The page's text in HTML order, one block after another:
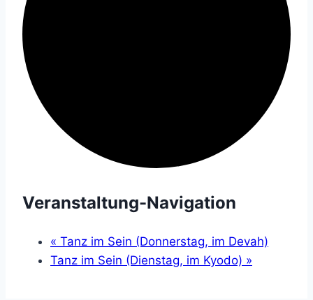
Veranstaltung-Navigation
« Tanz im Sein (Donnerstag, im Devah)
Tanz im Sein (Dienstag, im Kyodo) »